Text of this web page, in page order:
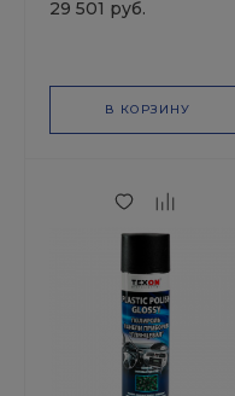
29 501 руб.
В КОРЗИНУ